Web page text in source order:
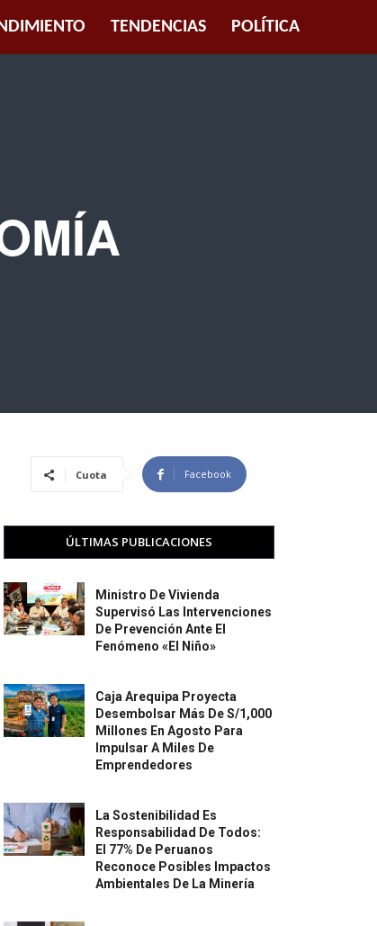
TENDENCIAS POLÍTICA
Cuota Facebook
ÚLTIMAS PUBLICACIONES
Ministro De Vivienda
Supervisó Las Intervenciones
De Prevención Ante El
Fenómeno «El Niño»
Caja Arequipa Proyecta
Desembolsar Más De S/1,000
Millones En Agosto Para
Impulsar A Miles De
Emprendedores
La Sostenibilidad Es
Responsabilidad De Todos:
El 77% De Peruanos
Reconoce Posibles Impactos
Ambientales De La Minería